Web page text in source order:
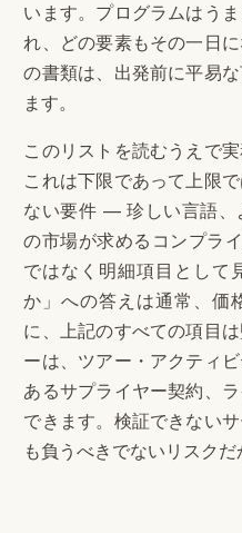
います。プログラムはう
れ、どの要素もその一日
の書類は、出発前に平易
ます。
このリストを読むうえで
これは下限であって上限
ない要件 — 珍しい言語、
の市場が求めるコンプラ
ではなく明細項目として
か」への答えは通常、価
に、上記のすべての項目
ーは、ツアー・アクティ
あるサプライヤー契約、
できます。検証できない
も負うべきでないリスクだ